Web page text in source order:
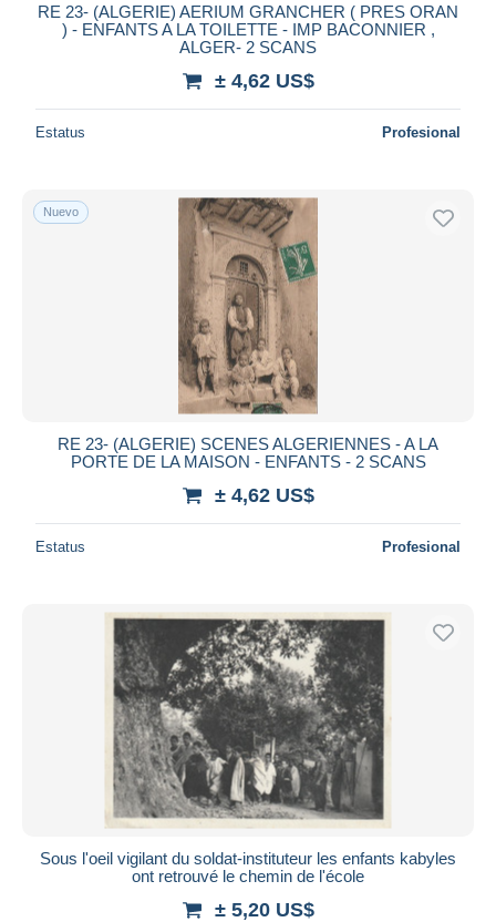
RE 23- (ALGERIE) AERIUM GRANCHER ( PRES ORAN
) - ENFANTS A LA TOILETTE - IMP BACONNIER ,
ALGER- 2 SCANS
± 4,62 US$
Estatus Profesional
Nuevo
RE 23- (ALGERIE) SCENES ALGERIENNES - A LA
PORTE DE LA MAISON - ENFANTS - 2 SCANS
± 4,62 US$
Estatus Profesional
Sous l'oeil vigilant du soldat-instituteur les enfants kabyles
ont retrouvé le chemin de l'école
± 5,20 US$